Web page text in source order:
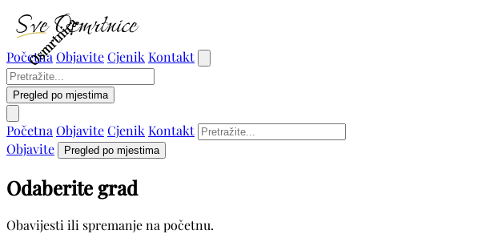
Početna ObjaviteCjenik Kontakt
Pregled po mjestima
Početna ObjaviteCjenik Kontakt
Objavite
Pregled po mjestima
Odaberite grad
Obavijesti ili spremanje na početnu.
Osmrtnica
Osmrtnica
Osmrtnica